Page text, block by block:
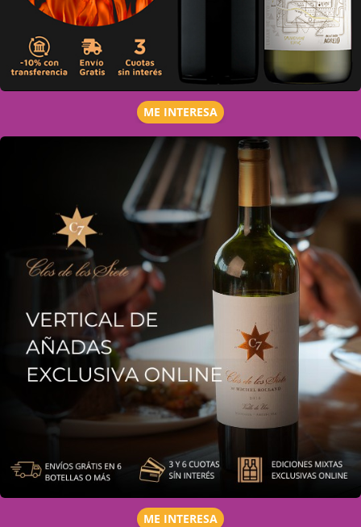
ME INTERESA
ME INTERESA